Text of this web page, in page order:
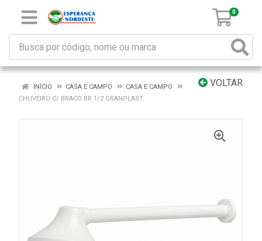
0
VOLTAR
INÍCIO CASA E CAMPO
CASA E CAMPO
CHUVEIRO C/ BRACO BR 1/2 GRANPLAST